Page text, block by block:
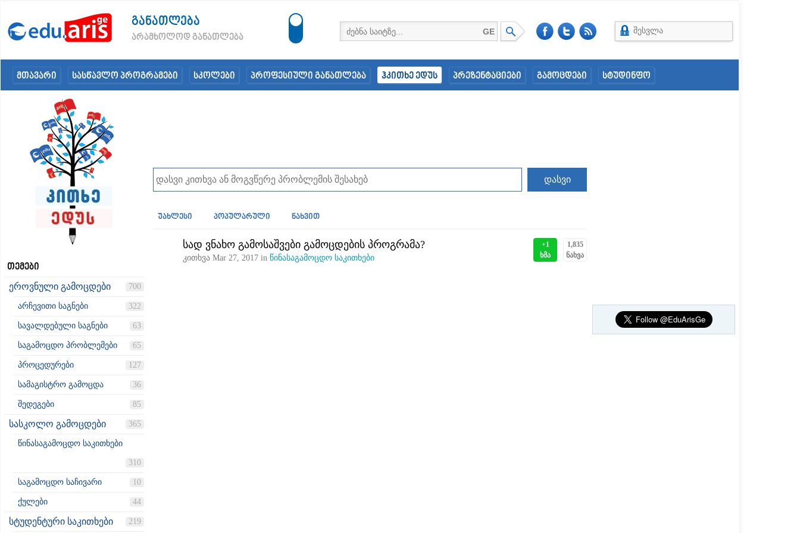
განათლება
არამხოლოდ განათლება
GE შესვლა
მთავარი სასწავლო პროგრამები სკოლები პროფესიული განათლება ჰკითხე ედუს პრეზენტაციები გამოცდები სტუდინფო
თემები
ეროვნული გამოცდები 700
არჩევითი საგნები 322
სავალდებული საგნები 63
საგამოცდო პრობლემები 65
პროცედურები 127
სამაგისტრო გამოცდა 36
შედეგები 85
სასკოლო გამოცდები 365
წინასაგამოცდო საკითხები
310
საგამოცდო საჩივარი 10
ქულები 44
სტუდენტური საკითხები 219
უახლესი პოპულარული ნახვით
+1
ხმა
1,835
ნახვა
სად ვნახო გამოსაშვები გამოცდების პროგრამა?
კითხვა Mar 27, 2017 in წინასაგამოცდო საკითხები